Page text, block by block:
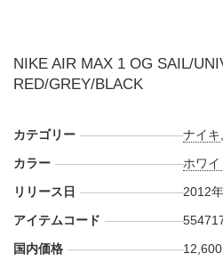
NIKE AIR MAX 1 OG SAIL/
RED/GREY/BLACK
カテゴリー ナイキ
カラー
ホワイ
リリース日
2012
アイテムコード
国内価格
12,600